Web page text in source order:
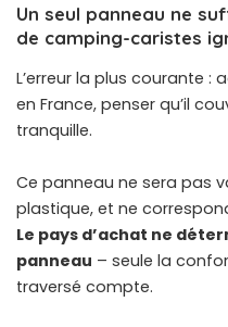
Un seul panneau ne
de camping-caristes
L’erreur la plus courante :
en France, penser qu’il
tranquille.
Ce panneau ne sera pas
plastique, et ne
Le pays d’achat ne
panneau – seule la
traversé compte.